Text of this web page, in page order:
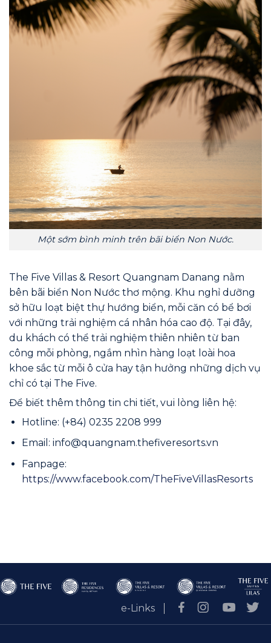
Một sớm bình minh trên bãi biển Non Nước.
The Five Villas & Resort Quangnam Danang nằm
bên bãi biển Non Nước thơ mộng. Khu nghỉ dưỡng
sở hữu loạt biệt thự hướng biển, mỗi căn có bể bơi
với những trải nghiệm cá nhân hóa cao độ. Tại đây,
du khách có thể trải nghiệm thiên nhiên từ ban
công mỗi phòng, ngắm nhìn hàng loạt loài hoa
khoe sắc từ mỗi ô cửa hay tận hưởng những dịch vụ
chỉ có tại The Five.
Để biết thêm thông tin chi tiết, vui lòng liên hệ:
Hotline: (+84) 0235 2208 999
Email: info@quangnam.thefiveresorts.vn
Fanpage:
https://www.facebook.com/TheFiveVillasResorts
e-Links